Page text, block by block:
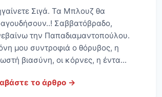
Σιγά. Τα Μπλουζ θα
Σαββατόβραδο,
την Παπαδιαμαντοπούλου.
μου συντροφιά ο θόρυβος, η
βιασύνη, οι κόρνες, η έντα...
το άρθρο →